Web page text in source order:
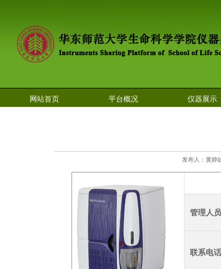
网站首页 平台概况 仪器展示
发布人：黄
管理人员
联系电话